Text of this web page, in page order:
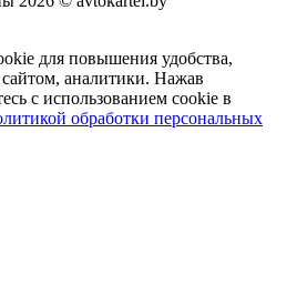
для повышения удобства,
аналитики. Нажав
с использованием cookie в
обработки персональных